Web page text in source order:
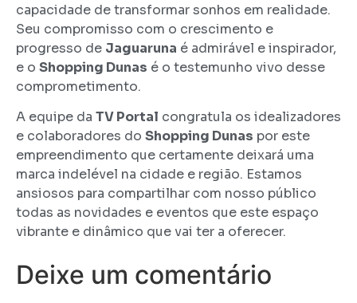
capacidade de transformar sonhos em realidade.
Seu compromisso com o crescimento e
progresso de Jaguaruna é admirável e inspirador,
e o Shopping Dunas é o testemunho vivo desse
comprometimento.
A equipe da TV Portal congratula os idealizadores
e colaboradores do Shopping Dunas por este
empreendimento que certamente deixará uma
marca indelével na cidade e região. Estamos
ansiosos para compartilhar com nosso público
todas as novidades e eventos que este espaço
vibrante e dinâmico que vai ter a oferecer.
Deixe um comentário